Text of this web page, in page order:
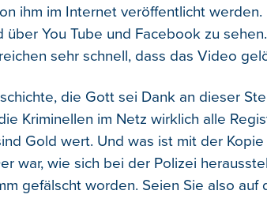
ihm im Internet veröffentlicht werden.
You Tube und Facebook zu
sehr schnell, dass das Video
die Gott sei Dank an dieser
Kriminellen im Netz wirklich alle
Gold wert. Und was ist mit der
war, wie sich bei der Polizei
gefälscht worden. Seien Sie also auf